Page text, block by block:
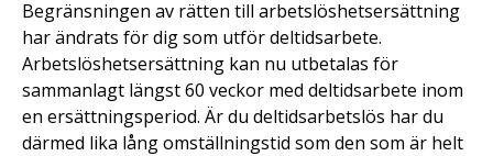
Begränsningen av rätten till arbetslöshetsersättning
har ändrats för dig som utför deltidsarbete.
Arbetslöshetsersättning kan nu utbetalas för
sammanlagt längst 60 veckor med deltidsarbete inom
en ersättningsperiod. Är du deltidsarbetslös har du
därmed lika lång omställningstid som den som är helt